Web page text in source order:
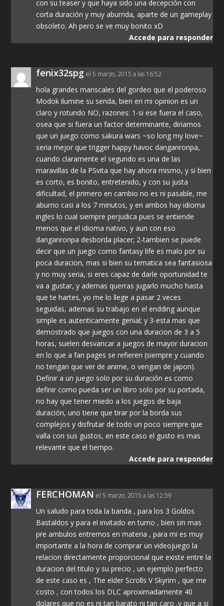
con su teaser y que haya sido una decepción con
corta duración y muy aburrida, aparte de un gameplay
obsoleto. Ah pero se ve muy bonito xD
Accede para responder
fenix32spg el 5 marzo, 2015 a las 16:52
hola grandes mariscales del gordeo que el poderoso
Modok ilumine su senda, bien en mi opinion es un
claro y rotundo NO, razones: 1-si ese fuera el caso,
osea que si fuera un factor determinante, diriamos
que un juego como sakura wars ~so long my love~
seria mejor que trigger happy havoc danganronpa,
cuando claramente el segundo es una de las
maravillas de la PSvita que hay ahora mismo, y si bien
es corto, es bonito, entretenido, y con su justa
dificultad, el primero en cambio no es ni pasable, me
aburrio casi a los 7 minutos, y en ambos hay idioma
ingles lo cual siempre perjudica pues se entiende
menos que el idioma nativo, y aun con eso
danganronpa desborda placer; 2-tambien se puede
decir que un juego como fantasy life es malo por su
poca duracion, mas si bien su tematica sea fantasiosa
y no muy seria, si eres capaz de darle oportunidad te
va a gustar, y ademas querras jugarlo mucho hasta
que te hartes, yo me lo llege a pasar 2 veces
seguidas, ademas su trabajo en el endding aunque
simple es autenticamente genial; y 3-esta mas que
demostrado que juegos con una duracion de 3 a 5
horas, suelen desvancar a juegos de mayor duracion
en lo que a fan pages se refieren (siempre y cuando
no tengan que ver de anime, o vengan de japon).
Definir a un juego solo por su duración es como
definir como pueda ser un libro solo por su portada,
no hay que tener miedo a los juegos de baja
duración, uno tiene que tirar por la borda sus
complejos y disfrutar de todo un poco siempre que
valla con sus gustos, en este caso el gusto es mas
relevante que el tiempo.
Accede para responder
FERCHOMAN el 5 marzo, 2015 a las 12:59
Un saludo para toda la banda , para los 3 Goldos
Bastaldos y para el invitado en turno , bien sin mas
pre ambulos entremos en materia , para mi es muy
importante a la hora de comprar un videojuego la
relacion directamente proporcional que existe entre la
duracion del titulo y su precio , un ejemplo perfecto
de este caso es , The elder Scrolls V Skyrim , que me
costo , con todos los DLC aproximadamente 40
dolares que no es ni tan barato ni tan caro ,y que a si